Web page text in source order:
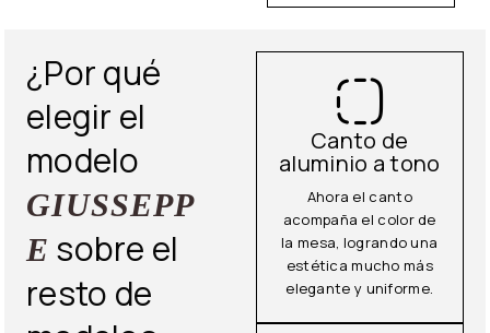
¿Por qué
elegir el
modelo
GIUSSEPP
E sobre el
resto de
Canto de
aluminio a tono
Ahora el canto
acompaña el color de
la mesa, logrando una
estética mucho más
elegante y uniforme.